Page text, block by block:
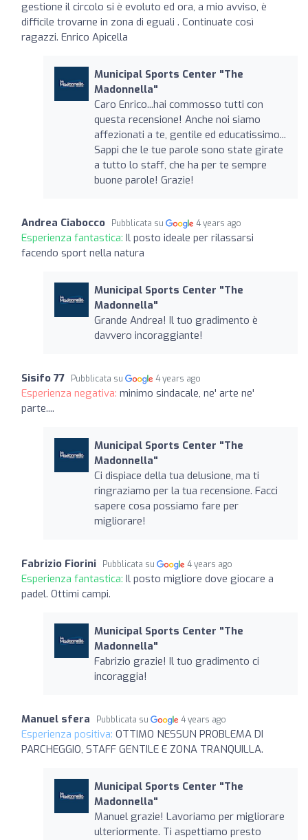
gestione il circolo si è evoluto ed ora, a mio avviso, è
difficile trovarne in zona di eguali . Continuate così
ragazzi. Enrico Apicella
Municipal Sports Center "The
Madonnella"
Caro Enrico...hai commosso tutti con
questa recensione! Anche noi siamo
affezionati a te, gentile ed educatissimo...
Sappi che le tue parole sono state girate
a tutto lo staff, che ha per te sempre
buone parole! Grazie!
Andrea Ciabocco Pubblicata su 4 years ago
Esperienza fantastica: Il posto ideale per rilassarsi
facendo sport nella natura
Municipal Sports Center "The
Madonnella"
Grande Andrea! Il tuo gradimento è
davvero incoraggiante!
Sisifo 77 Pubblicata su 4 years ago
Esperienza negativa: minimo sindacale, ne' arte ne'
parte....
Municipal Sports Center "The
Madonnella"
Ci dispiace della tua delusione, ma ti
ringraziamo per la tua recensione. Facci
sapere cosa possiamo fare per
migliorare!
Fabrizio Fiorini Pubblicata su 4 years ago
Esperienza fantastica: Il posto migliore dove giocare a
padel. Ottimi campi.
Municipal Sports Center "The
Madonnella"
Fabrizio grazie! Il tuo gradimento ci
incoraggia!
Manuel sfera Pubblicata su 4 years ago
Esperienza positiva: OTTIMO NESSUN PROBLEMA DI
PARCHEGGIO, STAFF GENTILE E ZONA TRANQUILLA.
Municipal Sports Center "The
Madonnella"
Manuel grazie! Lavoriamo per migliorare
ulteriormente. Ti aspettiamo presto